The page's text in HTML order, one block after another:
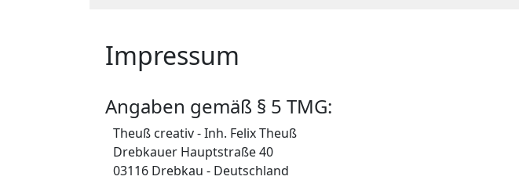
Impressum
Angaben gemäß § 5 TMG:
Theuß creativ - Inh. Felix Theuß
Drebkauer Hauptstraße 40
03116 Drebkau - Deutschland